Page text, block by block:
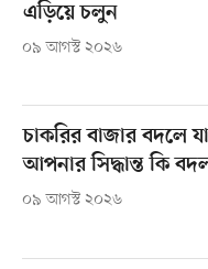
এড়িয়ে চলুন
০৯ আগস্ট ২০২৬
চাকরির বাজার বদলে
আপনার সিদ্ধান্ত কি
০৯ আগস্ট ২০২৬